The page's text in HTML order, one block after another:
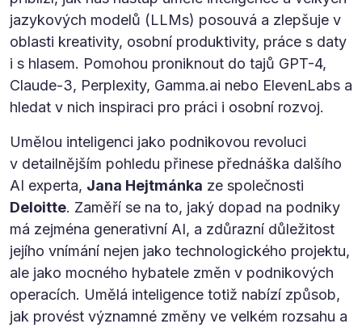
jazykových modelů (LLMs) posouvá a zlepšuje v
oblasti kreativity, osobní produktivity, práce s daty
i s hlasem. Pomohou proniknout do tajů GPT-4,
Claude-3, Perplexity, Gamma.ai nebo ElevenLabs a
hledat v nich inspiraci pro práci i osobní rozvoj.
Umělou inteligenci jako podnikovou revoluci
v detailnějším pohledu přinese přednáška dalšího
AI experta, Jana Hejtmánka ze společnosti
Deloitte. Zaměří se na to, jaký dopad na podniky
má zejména generativní AI, a zdůrazní důležitost
jejího vnímání nejen jako technologického projektu,
ale jako mocného hybatele změn v podnikových
operacích. Umělá inteligence totiž nabízí způsob,
jak provést významné změny ve velkém rozsahu a